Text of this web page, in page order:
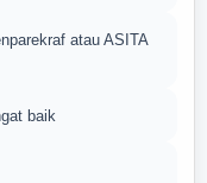
atau ASITA
baik